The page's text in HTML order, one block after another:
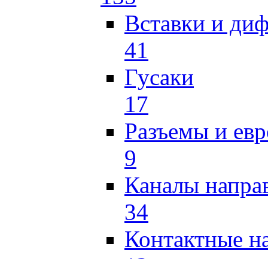
Вставки и
41
Гусаки
17
Разъемы и
9
Каналы
34
Контактные